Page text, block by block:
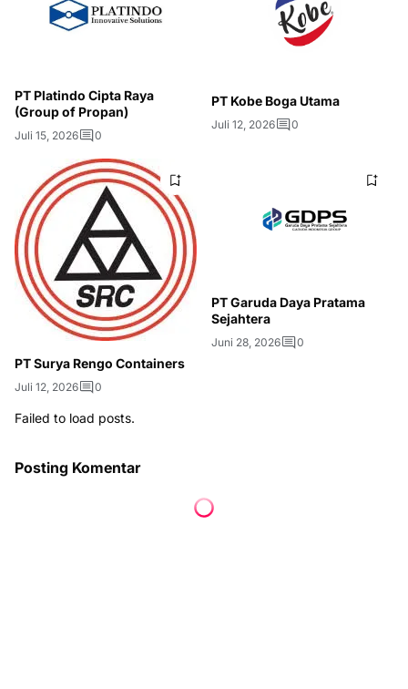
PT Platindo Cipta Raya
(Group of Propan)
Juli 15, 2026 0
PT Kobe Boga Utama
Juli 12, 2026 0
PT Surya Rengo Containers
Juli 12, 2026 0
PT Garuda Daya Pratama
Sejahtera
Juni 28, 2026 0
Failed to load posts.
Posting Komentar